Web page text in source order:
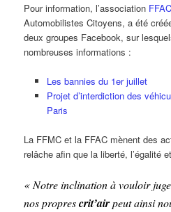
Pour information, l’association FFAC
Automobilistes Citoyens, a été
deux groupes Facebook, sur
nombreuses informations :
Les bannies du 1er juillet
Projet d’interdiction des
Paris
La FFMC et la FFAC mènent des
relâche afin que la liberté, l’égalité
« Notre inclination à vouloir
nos proprescrit’airpeut ainsi